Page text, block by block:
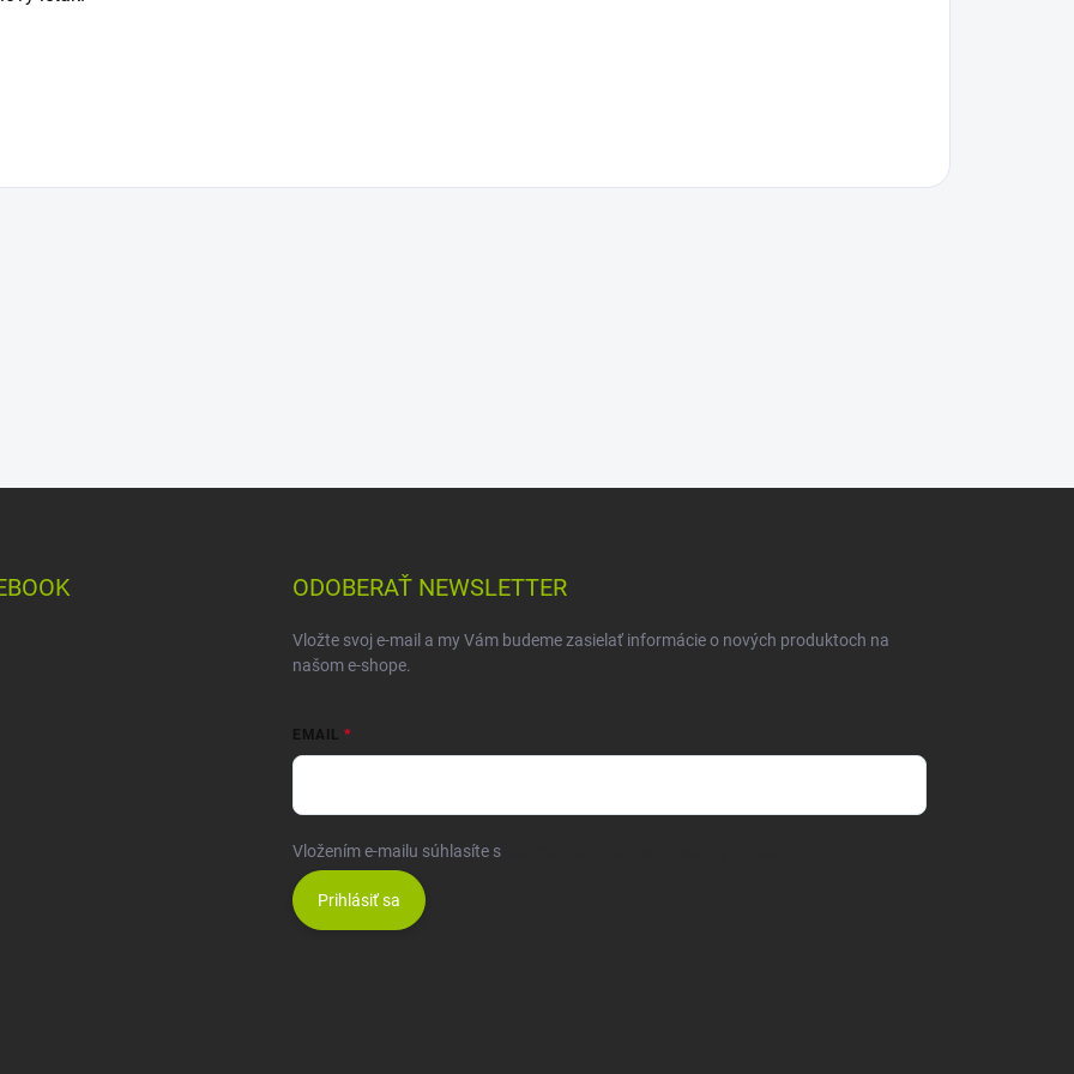
ODOBERAŤ NEWSLETTER
Vložte svoj e-mail a my Vám budeme zasielať informácie o nových produktoch na
našom e-shope.
EMAIL
Vložením e-mailu súhlasíte s
Prihlásiť sa